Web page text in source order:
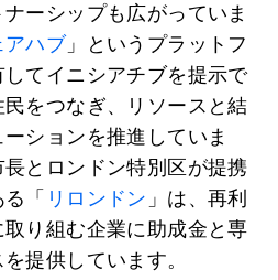
ーシップも広がっていま
アハブ」というプラットフ
てイニシアチブを提示で
をつなぎ、リソースと結
ションを推進していま
とロンドン特別区が提携
「 リロンドン 」は、再利
り組む企業に助成金と専
提供しています。